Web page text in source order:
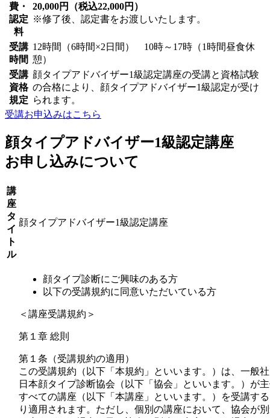
費・
認定
料
20,000円（税込22,000円）
※修了後、認定書をお渡しいたします。
受講
時間
12時間（6時間×2日間） 10時～17時（1時間昼食休
憩）
受講
資格
規定
顔タイプアドバイザー1級認定講座の受講と資格試験
の合格により、顔タイプアドバイザー1級認定が受け
られます。
受講お申込みはこちら
顔タイプアドバイザー1級認定講座
お申し込みについて
講
座
タ
イ
ト
ル
顔タイプアドバイザー1級認定講座
顔タイプ診断にご興味のある方
以下の受講規約に同意いただいている方
＜講座受講規約＞
第１章 総則
第１条（受講規約の適用）
この受講規約（以下「本規約」といいます。）は、一般
日本顔タイプ診断協会（以下「協会」といいます。）が
すべての講座（以下「本講座」といいます。）を受講す
り適用されます。ただし、個別の講座において、協会が